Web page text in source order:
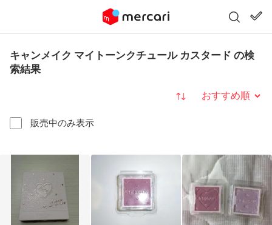
キャンメイク マイトーンクチュール カスタード の検
索結果
販売中のみ表示
並び替え